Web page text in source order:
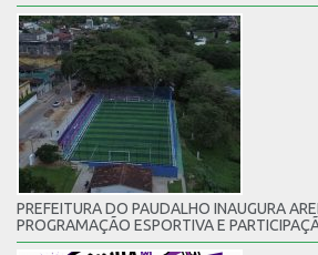
PREFEITURA DO PAUDALHO INAUGURA
PROGRAMAÇÃO ESPORTIVA E